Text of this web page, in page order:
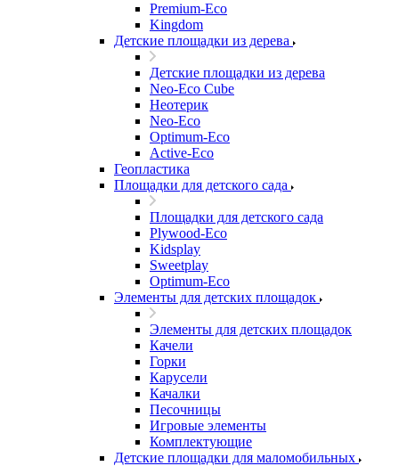
Premium-Eco
Kingdom
Детские площадки из дерева
Детские площадки из дерева
Neo-Eco Cube
Неотерик
Neo-Eco
Оptimum-Еco
Active-Eco
Геопластика
Площадки для детского сада
Площадки для детского сада
Plywood-Eco
Kidsplay
Sweetplay
Оptimum-Еco
Элементы для детских площадок
Элементы для детских площадок
Качели
Горки
Карусели
Качалки
Песочницы
Игровые элементы
Комплектующие
Детские площадки для маломобильных